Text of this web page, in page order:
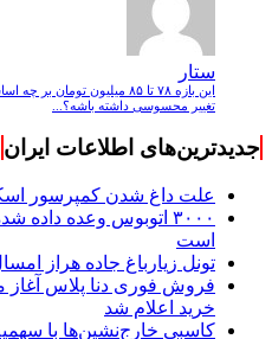
ستار
این بازه ۷۸ تا ۸۵ میلیون
تغییر محسوسی داشته باشه؟...
جدیدترین‌های اطلاعات ایران
علت داغ شدن کمپرسور
۳۰۰۰ اتوبوس وعده
است
تونل زیارباغ جاده هراز
فروش فوری دنا پلاس آغاز
خرید اعلام شد